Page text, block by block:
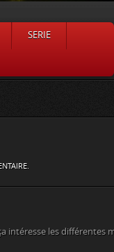
SERIE
intéresse les différentes